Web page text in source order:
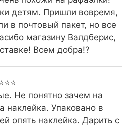
детям. Пришли вовремя,
в почтовый пакет, но все
магазину Валдберис,
Всем добра!?
Не понятно зачем на
наклейка. Упаковано в
опять наклейка. Дарить с